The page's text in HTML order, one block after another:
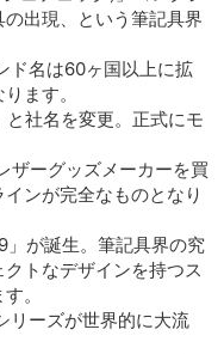
出現、という筆記具界
ド名は60ヶ国以上に拡
ます。
社名を変更。正式にモ
ザーグッズメーカーを買
ンが完全なものとなり
が誕生。筆記具界の究
トなデザインを持つス
。
リーズが世界的に大流